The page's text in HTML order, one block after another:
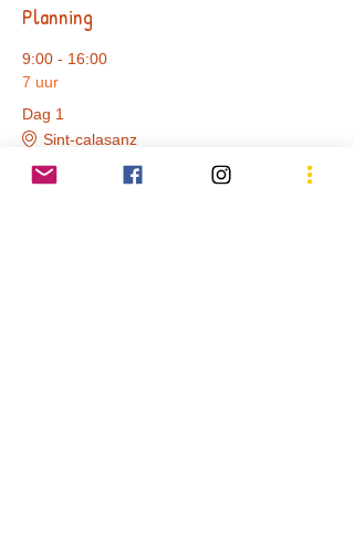
Planning
9:00 - 16:00
7 uur
Dag 1
Sint-calasanz